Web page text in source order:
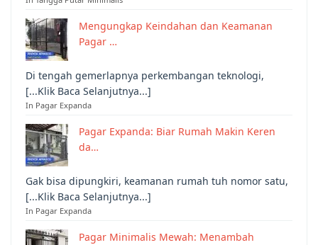
Mengungkap Keindahan dan Keamanan
Pagar …
Di tengah gemerlapnya perkembangan teknologi,
[...Klik Baca Selanjutnya...]
In Pagar Expanda
Pagar Expanda: Biar Rumah Makin Keren
da…
Gak bisa dipungkiri, keamanan rumah tuh nomor satu,
[...Klik Baca Selanjutnya...]
In Pagar Expanda
Pagar Minimalis Mewah: Menambah